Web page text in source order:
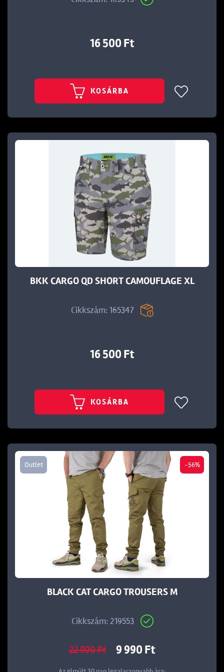
16 500 Ft
KOSÁRBA
BKK CARGO QD SHORT CAMOUFLAGE XL
Cikkszám: 165347
16 500 Ft
KOSÁRBA
Outlet -56%
BLACK CAT CARGO TROUSERS M
Cikkszám: 219553
22 990 Ft 9 990 Ft